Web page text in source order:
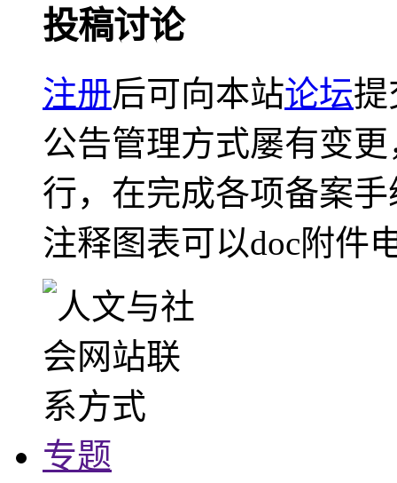
投稿讨论
注册后可向本站论坛提
公告管理方式屡有变
行，在完成各项备案
注释图表可以doc附件
专题